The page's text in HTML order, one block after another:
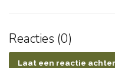
Reacties (0)
Laat een reactie achter